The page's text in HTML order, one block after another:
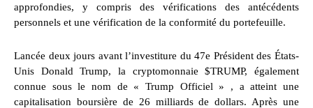
approfondies, y compris des vérifications des antécédents
personnels et une vérification de la conformité du portefeuille.
Lancée deux jours avant l’investiture du 47e Président des États-
Unis Donald Trump, la cryptomonnaie $TRUMP, également
connue sous le nom de « Trump Officiel » , a atteint une
capitalisation boursière de 26 milliards de dollars. Après une